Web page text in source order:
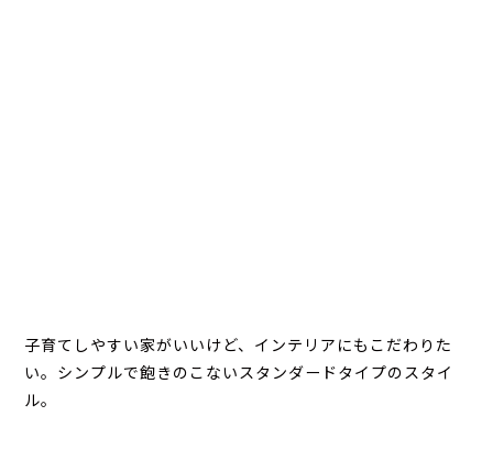
子育てしやすい家がいいけど、インテリアにもこだわりた
い。シンプルで飽きのこないスタンダードタイプのスタイ
ル。